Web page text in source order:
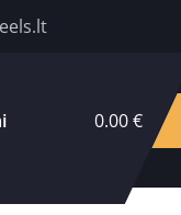
0.00 €